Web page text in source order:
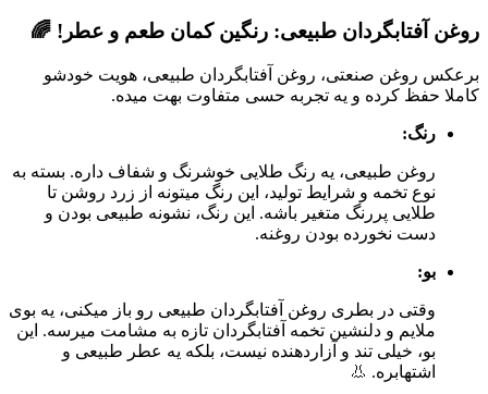
روغن آفتابگردان طبیعی: رنگین کمان طعم و عطر! 🌈
برعکس روغن صنعتی، روغن آفتابگردان طبیعی، هویت خودشو
کاملا حفظ کرده و یه تجربه حسی متفاوت بهت میده.
رنگ:
روغن طبیعی، یه رنگ طلایی خوشرنگ و شفاف داره. بسته به
نوع تخمه و شرایط تولید، این رنگ میتونه از زرد روشن تا
طلایی پررنگ متغیر باشه. این رنگ، نشونه طبیعی بودن و
دست نخورده بودن روغنه.
بو:
وقتی در بطری روغن آفتابگردان طبیعی رو باز میکنی، یه بوی
ملایم و دلنشین تخمه آفتابگردان تازه به مشامت میرسه. این
بو، خیلی تند و آزاردهنده نیست، بلکه یه عطر طبیعی و
اشتهابره. 👃